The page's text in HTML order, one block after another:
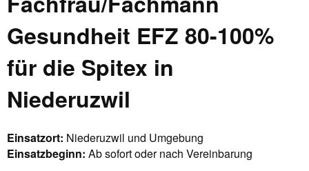
Gesundheit EFZ 80-100%
für die Spitex in
Niederuzwil
Einsatzort: Niederuzwil und Umgebung
Einsatzbeginn: Ab sofort oder nach Vereinbarung